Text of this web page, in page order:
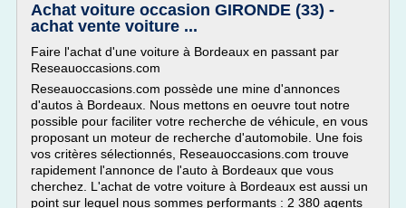
Achat voiture occasion GIRONDE (33) -
achat vente voiture ...
Faire l'achat d'une voiture à Bordeaux en passant par
Reseauoccasions.com
Reseauoccasions.com possède une mine d'annonces
d'autos à Bordeaux. Nous mettons en oeuvre tout notre
possible pour faciliter votre recherche de véhicule, en vous
proposant un moteur de recherche d'automobile. Une fois
vos critères sélectionnés, Reseauoccasions.com trouve
rapidement l'annonce de l'auto à Bordeaux que vous
cherchez. L'achat de votre voiture à Bordeaux est aussi un
point sur lequel nous sommes performants : 2 380 agents